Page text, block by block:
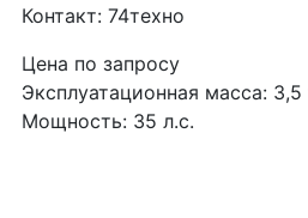
Контакт: 74техно
Цена по запросу
Эксплуатационная масса: 3,5
Мощность: 35 л.с.